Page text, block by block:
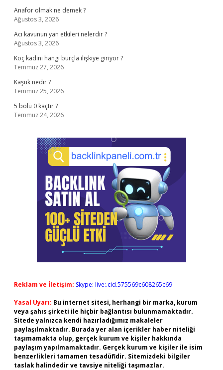
Anafor olmak ne demek ?
Ağustos 3, 2026
Acı kavunun yan etkileri nelerdir ?
Ağustos 3, 2026
Koç kadını hangi burçla ilişkiye giriyor ?
Temmuz 27, 2026
Kaşuk nedir ?
Temmuz 25, 2026
5 bölü 0 kaçtır ?
Temmuz 24, 2026
Reklam ve İletişim: Skype: live:.cid.575569c608265c69
Yasal Uyarı: Bu internet sitesi, herhangi bir marka, kurum
veya şahıs şirketi ile hiçbir bağlantısı bulunmamaktadır.
Sitede yalnızca kendi hazırladığımız makaleler
paylaşılmaktadır. Burada yer alan içerikler haber niteliği
taşımamakta olup, gerçek kurum ve kişiler hakkında
paylaşım yapılmamaktadır. Gerçek kurum ve kişiler ile isim
benzerlikleri tamamen tesadüfidir. Sitemizdeki bilgiler
taslak halindedir ve tavsiye niteliği taşımazlar.